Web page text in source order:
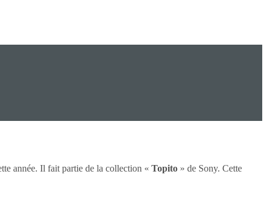
année. Il fait partie de la collection « Topito » de Sony. Cette